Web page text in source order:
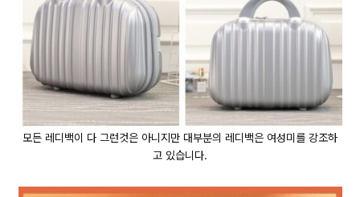
모든 레디백이 다 그런것은 아니지만 대부분의 레디백은 여성미를 강조하
고 있습니다.